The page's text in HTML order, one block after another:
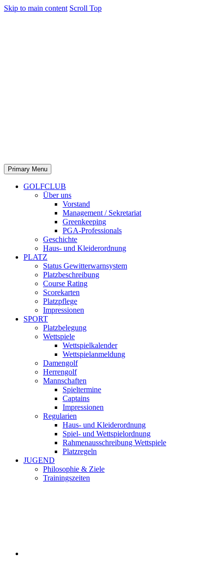
Skip to main content Scroll Top
Primary Menu
GOLFCLUB
Über uns
Vorstand
Management / Sekretariat
Greenkeeping
PGA-Professionals
Geschichte
Haus- und Kleiderordnung
PLATZ
Status Gewitterwarnsystem
Platzbeschreibung
Course Rating
Scorekarten
Platzpflege
Impressionen
SPORT
Platzbelegung
Wettspiele
Wettspielkalender
Wettspielanmeldung
Damengolf
Herrengolf
Mannschaften
Spieltermine
Captains
Impressionen
Regularien
Haus- und Kleiderordnung
Spiel- und Wettspielordnung
Rahmenausschreibung Wettspiele
Platzregeln
JUGEND
Philosophie & Ziele
Trainingszeiten